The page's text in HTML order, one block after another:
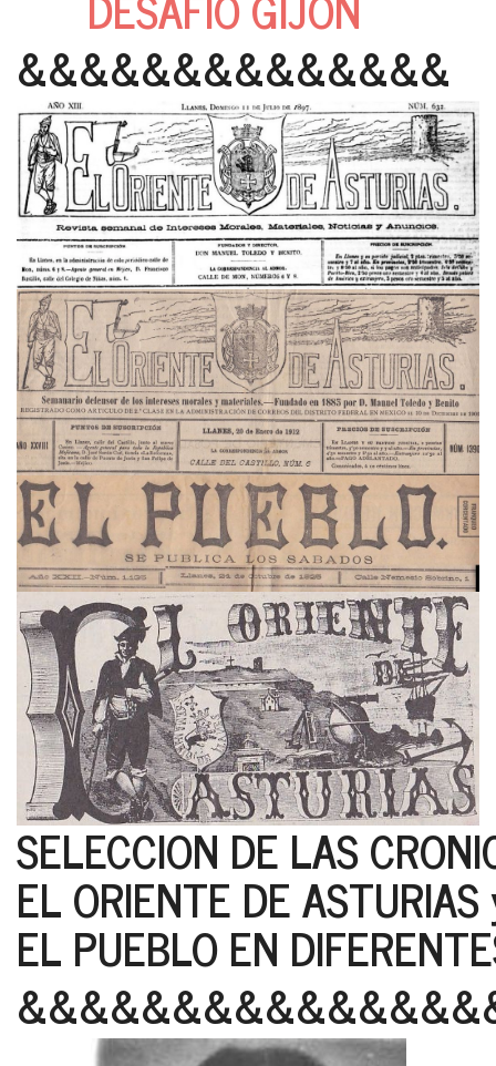
&&&&&&&&&&&&&&
SELECCION DE LAS
EL ORIENTE DE
EL PUEBLO EN